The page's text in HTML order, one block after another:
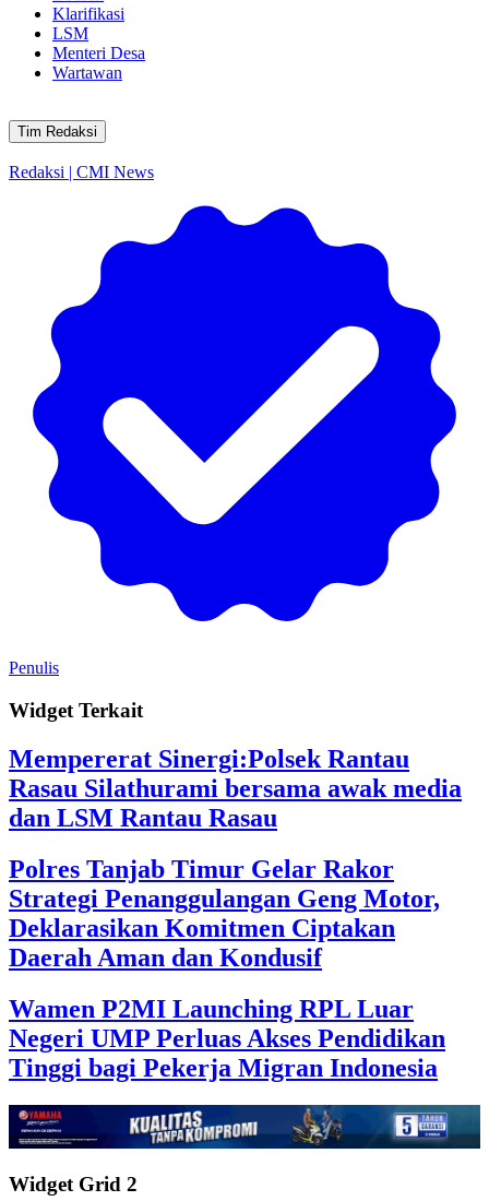
Klarifikasi
LSM
Menteri Desa
Wartawan
Tim Redaksi
Redaksi | CMI News
Penulis
Widget Terkait
Mempererat Sinergi:Polsek Rantau
Rasau Silathurami bersama awak media
dan LSM Rantau Rasau
Polres Tanjab Timur Gelar Rakor
Strategi Penanggulangan Geng Motor,
Deklarasikan Komitmen Ciptakan
Daerah Aman dan Kondusif
Wamen P2MI Launching RPL Luar
Negeri UMP Perluas Akses Pendidikan
Tinggi bagi Pekerja Migran Indonesia
Widget Grid 2